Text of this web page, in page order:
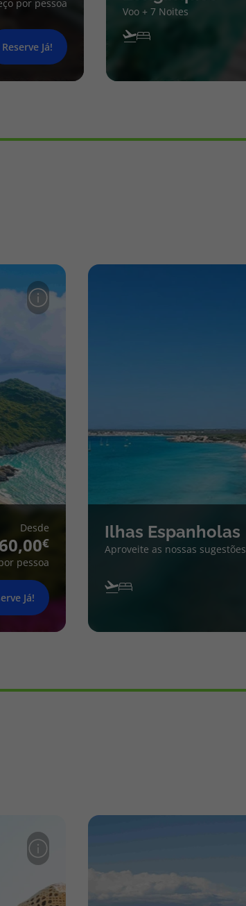
por pessoa
Reserve Já!
Voo + 7 Noites
Desde
pessoa
Já!
Ilhas Espanholas
Aproveite as nossas sugestões